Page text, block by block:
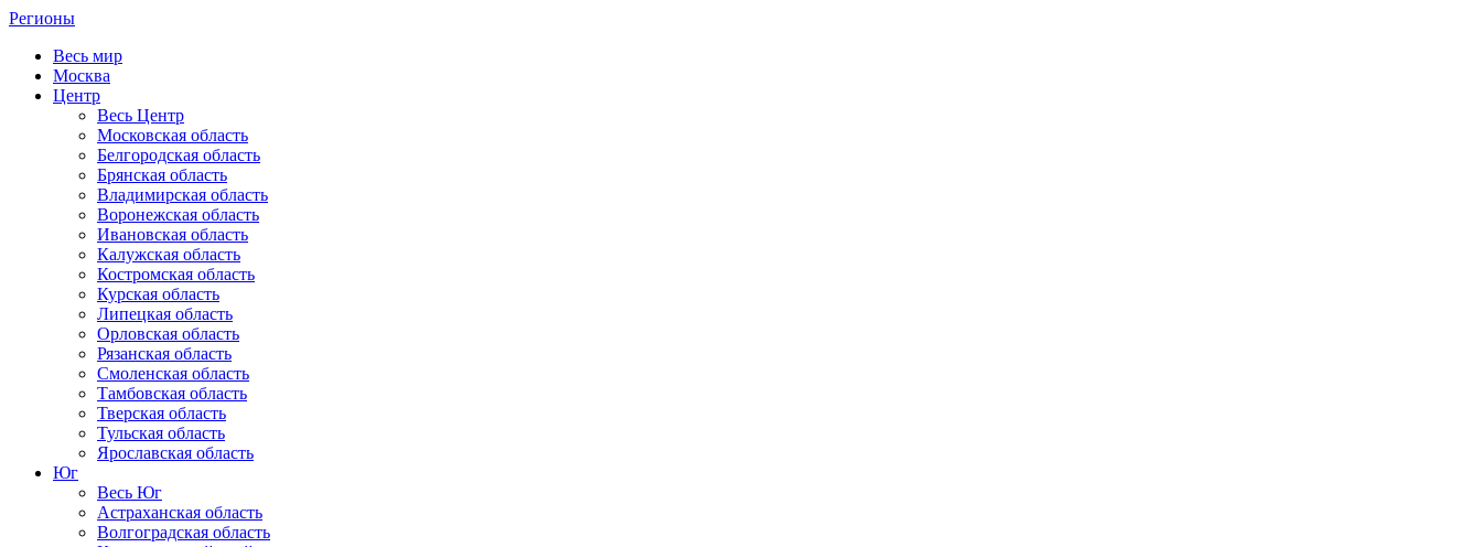
Регионы
Весь мир
Москва
Центр
Весь Центр
Московская область
Белгородская область
Брянская область
Владимирская область
Воронежская область
Ивановская область
Калужская область
Костромская область
Курская область
Липецкая область
Орловская область
Рязанская область
Смоленская область
Тамбовская область
Тверская область
Тульская область
Ярославская область
Юг
Весь Юг
Астраханская область
Волгоградская область